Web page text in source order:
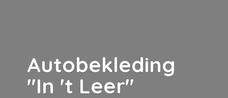
Autobekleding
"In 't Leer"